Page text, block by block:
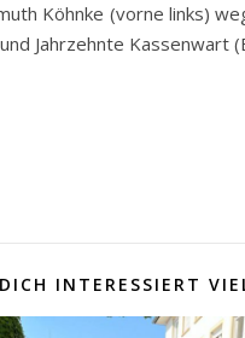
Köhnke (vorne links)
Jahrzehnte
DICH INTERESSIERT